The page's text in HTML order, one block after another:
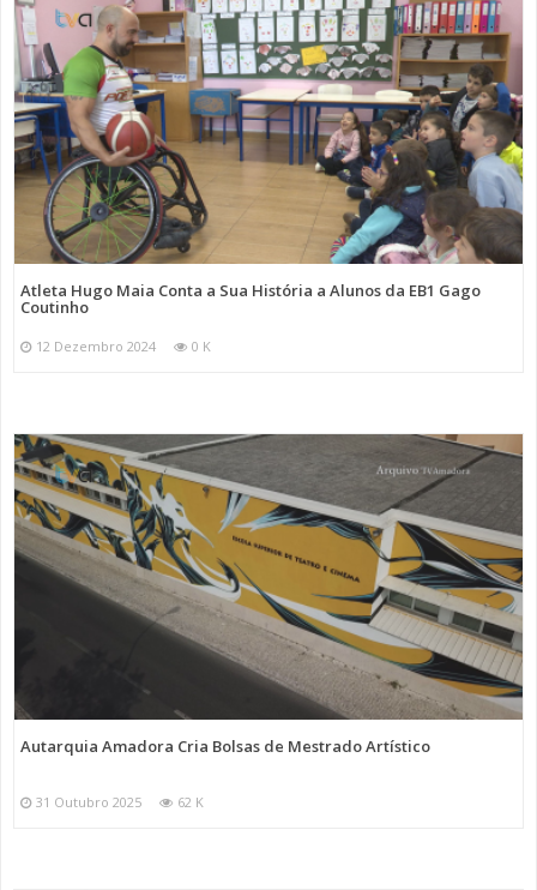
Atleta Hugo Maia Conta a Sua História a Alunos da EB1 Gago
Coutinho
12 Dezembro 2024 0 K
Autarquia Amadora Cria Bolsas de Mestrado Artístico
31 Outubro 2025 62 K